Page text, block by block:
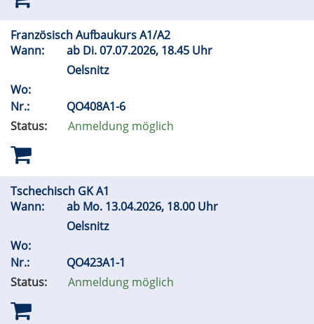
Französisch Aufbaukurs A1/A2
Wann:
ab Di.07.07.2026, 18.45 Uhr
Oelsnitz
Wo:
Nr.:
QO408A1-6
Status:
Anmeldung möglich
Tschechisch GK A1
Wann:
ab Mo. 13.04.2026, 18.00 Uhr
Oelsnitz
Wo:
Nr.:
QO423A1-1
Status:
Anmeldung möglich